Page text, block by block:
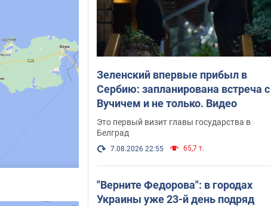
Зеленский впервые прибыл в
Сербию: запланирована встреча с
Вучичем и не только. Видео
Это первый визит главы государства в
Белград
7.08.2026 22:55 65,7 т.
"Верните Федорова": в городах
Украины уже 23-й день подряд